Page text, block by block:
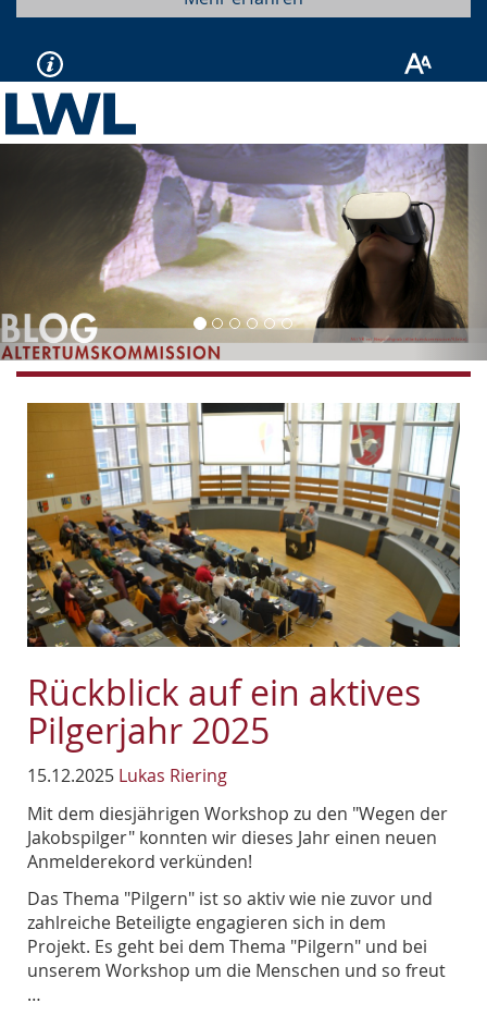
Vorherige
Rückblick auf ein aktives
Pilgerjahr 2025
15.12.2025 Lukas Riering
Mit dem diesjährigen Workshop zu den "Wegen der
Jakobspilger" konnten wir dieses Jahr einen neuen
Anmelderekord verkünden!
Das Thema "Pilgern" ist so aktiv wie nie zuvor und
zahlreiche Beteiligte engagieren sich in dem
Projekt. Es geht bei dem Thema "Pilgern" und bei
unserem Workshop um die Menschen und so freut
…